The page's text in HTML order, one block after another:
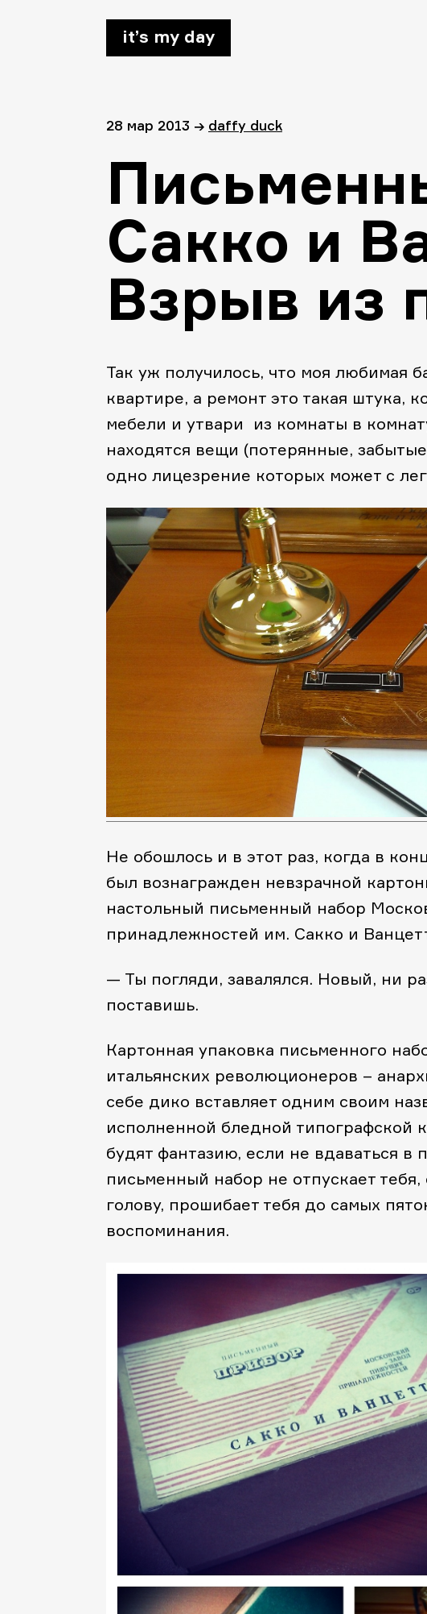
it’s my day
28 мар 2013 → daffy duck
Сакко и
Взрыв из
Так уж получилось, что моя любимая
квартире, а ремонт это такая штука,
мебели и утвари из комнаты в
находятся вещи (потерянные,
одно лицезрение которых может с
Не обошлось и в этот раз, когда в
был вознагражден невзрачной
настольный письменный набор
принадлежностей им. Сакко и
— Ты погляди, завалялся. Новый, ни
поставишь.
Картонная упаковка письменного
итальянских революционеров –
себе дико вставляет одним своим
исполненной бледной типографской
будят фантазию, если не вдаваться
письменный набор не отпускает
голову, прошибает тебя до самых
воспоминания.